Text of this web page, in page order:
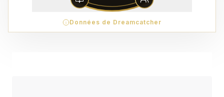
Données de Dreamcatcher